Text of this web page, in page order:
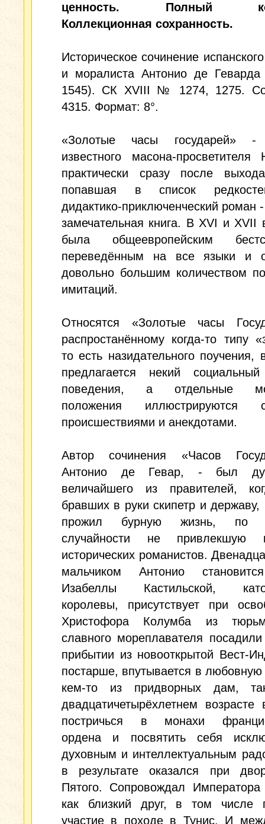
ценность. Полный
Коллекционная сохранность.
Историческое сочинение
и моралиста Антонио де Геварда
1545). СК XVIII № 1274, 1275.
4315. Формат: 8°.
«Золотые часы государей» -
известного масона-просветителя
практически сразу после
попавшая в список
дидактико-приключенческий роман
замечательная книга. В XVI и XVII
была общеевропейским
переведённым на все языки и
довольно большим количеством
имитаций.
Относятся «Золотые часы
распростанённому когда-то типу
то есть назидательного поучения,
предлагается некий
поведения, а отдельные
положения иллюстрируются
происшествиями и анекдотами.
Автор сочинения «Часов
Антонио де Гевар, - был
величайшего из правителей,
бравших в руки скипетр и
прожил бурную жизнь, по
случайности не привлекшую
исторических романистов.
мальчиком Антонио
Изабеллы Кастильской,
королевы, присутствует при
Христофора Колумба из
славного мореплавателя
прибытии из новооткрытой Вест-
постарше, впутывается в любовную
кем-то из придворных дам,
двадцатичетырёхлетнем возрасте
постричься в монахи
ордена и посвятить себя
духовным и интеллектуальным
в результате оказался при
Пятого. Сопровождал Императора
как близкий друг, в том числе
участие в походе в Тунис. И